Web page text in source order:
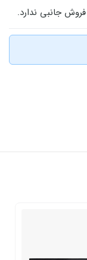
جانبی ندارد.